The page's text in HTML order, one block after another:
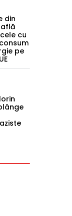
din
află
cu
pe